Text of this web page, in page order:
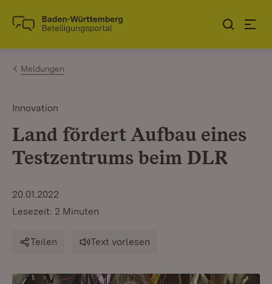
Zum Inhalt springen
Link zur Startseite
Meldungen
Innovation
Land fördert Aufbau eines
Testzentrums beim DLR
20.01.2022
Lesezeit: 2 Minuten
Teilen Text vorlesen